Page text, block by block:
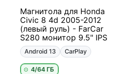
Магнитола для Honda
Civic 8 4d 2005-2012
(левый руль) - FarCar
S280 монитор 9.5" IPS
Android 13 CarPlay
4/64 ГБ